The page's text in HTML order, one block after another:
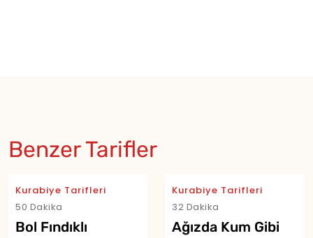
Benzer Tarifler
Kurabiye Tarifleri
50 Dakika
Bol Fındıklı
Kurabiye Tarifleri
32 Dakika
Ağızda Kum Gibi